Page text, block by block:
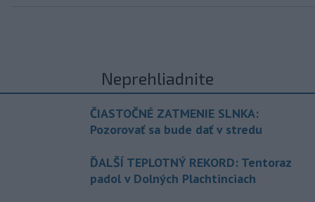
Neprehliadnite
ČIASTOČNÉ ZATMENIE SLNKA:
Pozorovať sa bude dať v stredu
ĎALŠÍ TEPLOTNÝ REKORD: Tentoraz
padol v Dolných Plachtinciach